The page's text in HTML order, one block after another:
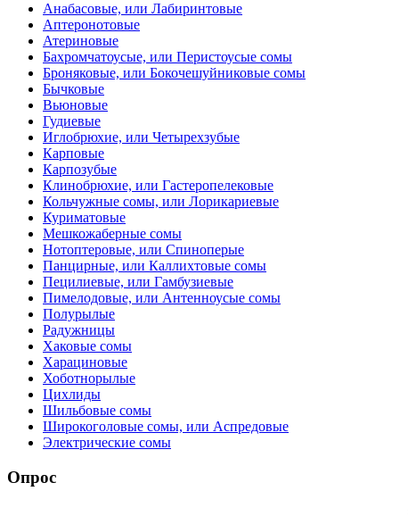
Анабасовые, или Лабиринтовые
Аптеронотовые
Атериновые
Бахромчатоусые, или Перистоусые сомы
Броняковые, или Бокочешуйниковые сомы
Бычковые
Вьюновые
Гудиевые
Иглобрюхие, или Четырехзубые
Карповые
Карпозубые
Клинобрюхие, или Гастеропелековые
Кольчужные сомы, или Лорикариевые
Куриматовые
Мешкожаберные сомы
Нотоптеровые, или Cпиноперые
Панцирные, или Каллихтовые сомы
Пецилиевые, или Гамбузиевые
Пимелодовые, или Антенноусые сомы
Полурылые
Радужницы
Хаковые сомы
Харациновые
Хоботнорылые
Цихлиды
Шильбовые сомы
Широкоголовые сомы, или Аспредовые
Электрические сомы
Опрос